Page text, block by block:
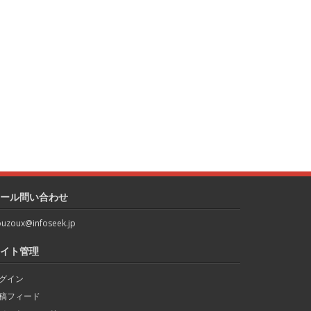
ル問い合わせ
ト管理
イン
フィード